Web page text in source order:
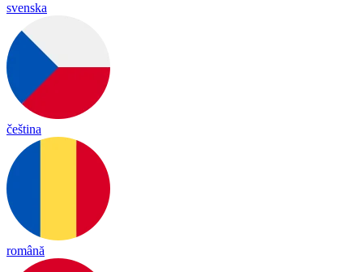
svenska
čeština
română